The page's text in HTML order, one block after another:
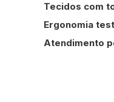
Tecidos com
Ergonomia
Atendimento